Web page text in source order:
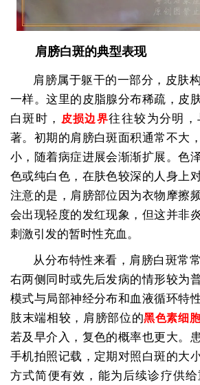
肩膀白斑的典型表现
肩膀属于躯干的一部分，皮肤
一样。这里的皮脂腺分布稀疏，皮
白斑时，
皮损边界往往较为分明
著。初期的肩膀白斑面积通常不大
小，随着病症进展会渐渐扩展。色
色或纯白色，在肤色较深的人身上
注意的是，肩膀部位因为衣物摩擦
会出现轻度的发红现象，但这并非
刺激引发的暂时性充血。
从分布特性来看，肩膀白斑常
右两侧同时或先后发病的情形较为
模式与局部神经分布和血液循环特
肢末端相较，肩膀部位的黑色素细
若及早介入，复色的概率也更大。
手机拍照记载，定期对照白斑的大
方式简便有效，能为后续诊疗供